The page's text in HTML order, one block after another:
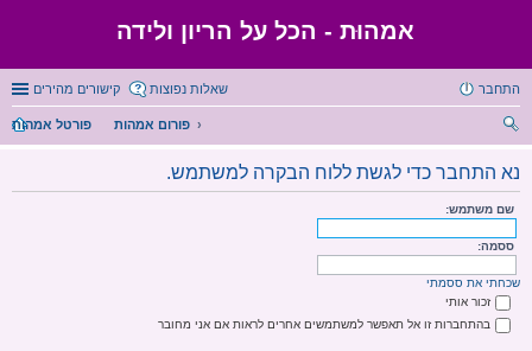
אמהוּת - הכל על הריון ולידה
קישורים מהירים שאלות נפוצות התחבר
פורטל אמהות
פורום אמהות
ש
נא התחבר כדי לגשת ללוח הבקרה למשתמש.
שם משתמש:
ססמה:
שכחתי את ססמתי
זכור אותי
בהתחברות זו אל תאפשר למשתמשים אחרים לראות אם אני מחובר